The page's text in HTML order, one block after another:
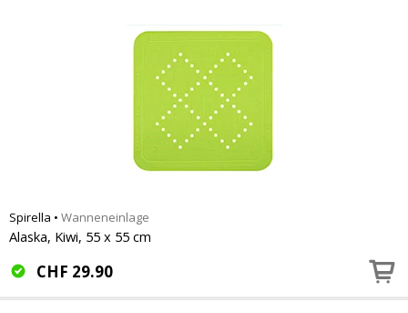
Spirella • Wanneneinlage
Alaska, Kiwi, 55 x 55 cm
CHF 29.90